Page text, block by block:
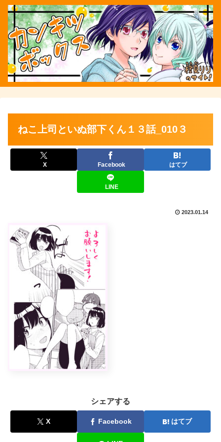
ねこ上司といぬ部下くん１３話_010３
X Facebook はてブ
LINE
2023.01.14
シェアする
X Facebook はてブ